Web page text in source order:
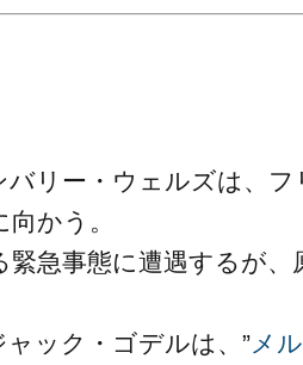
リー・ウェルズは、
かう。
急事態に遭遇するが
ック・ゴデルは、” メ